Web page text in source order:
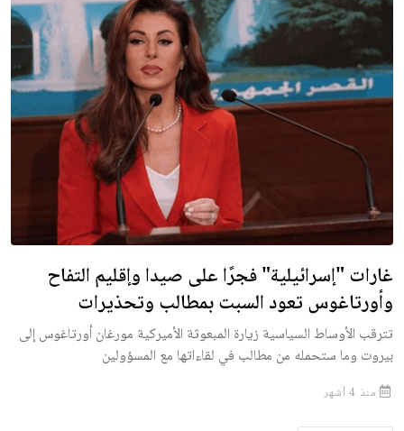
غارات "إسرائيلية" فجرًا على صيدا وإقليم التفاح
وأورتاغوس تعود السبت بمطالب وتحذيرات
تترقب الأوساط السياسية زيارة المبعوثة الأميركية مورغان أورتاغوس إلى
بيروت وما ستحمله من مطالب في لقاءاتها مع المسؤولين
منذ 4 أشهر